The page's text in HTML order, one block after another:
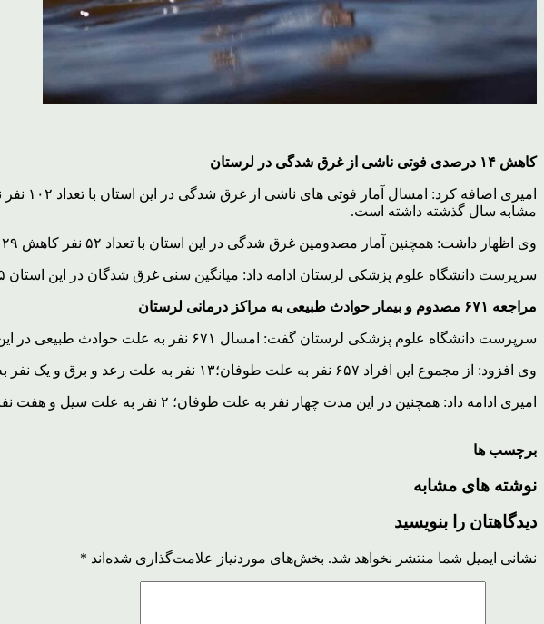
کاهش ۱۴ درصدی فوتی ناشی از غرق شدگی در لرستان
مشابه سال گذشته داشته است.
وی اظهار داشت: همچنین آمار مصدومین غرق شدگی در این استان با تعداد ۵۲ نفر کاهش ۲۹ درصدی داشته است.
سرپرست دانشگاه علوم پزشکی لرستان ادامه داد: میانگین سنی غرق شدگان در این استان ۲۵ سال ثبت شده که از این مجموع کمترین سن نوزاد ۶ ماهه و بیشترین سن مرد ۹۱ ساله گزارش شده است.
مراجعه ۶۷۱ مصدوم و بیمار حوادث طبیعی به مراکز درمانی لرستان
سرپرست دانشگاه علوم پزشکی لرستان گفت: امسال ۶۷۱ نفر به علت حوادث طبیعی در این استان مصدوم و بیمار شدند که از این تعداد متاسفانه ۱۳ نفر جان باختند.
وی افزود: از مجموع این افراد ۶۵۷ نفر به علت طوفان؛۱۳ نفر به علت رعد و برق و یک نفر به علت ریزش کوه مصدوم شدند.
امیری ادامه داد: همچنین در این مدت چهار نفر به علت طوفان؛ ۲ نفر به علت سیل و هفت نفر به علت آسیب دیدگی ناشی از رعد و برق در این استان جان باختند.
برچسب ها
نوشته های مشابه
دیدگاهتان را بنویسید
نشانی ایمیل شما منتشر نخواهد شد. بخش‌های موردنیاز علامت‌گذاری شده‌اند *